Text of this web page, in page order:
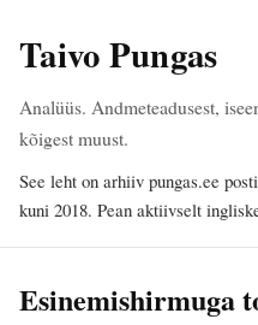
Taivo Pungas
Analüüs. Andmeteadusest,
kõigest muust.
See leht on arhiiv pungas.ee
kuni 2018. Pean aktiivselt
Esinemishirmuga